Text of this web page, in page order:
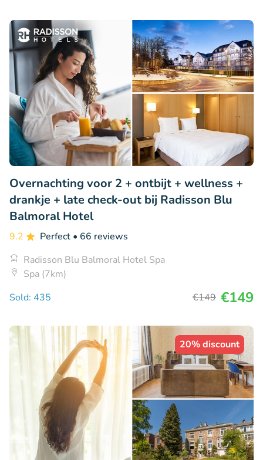
Overnachting voor 2 + ontbijt + wellness +
drankje + late check-out bij Radisson Blu
Balmoral Hotel
9.2 Perfect • 66 reviews
Radisson Blu Balmoral Hotel Spa
Spa (7km)
Sold: 435
€149 €149
20% discount